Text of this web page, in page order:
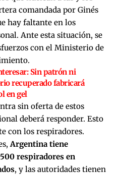
comandada por Ginés
hay faltante en los
Ante esta situación, se
con el Ministerio de
Sin patrón ni
recuperado fabricará
en gel
sin oferta de estos
deberá responder. Esto
con los respiradores.
Argentina tiene
respiradores en
, y las autoridades tienen